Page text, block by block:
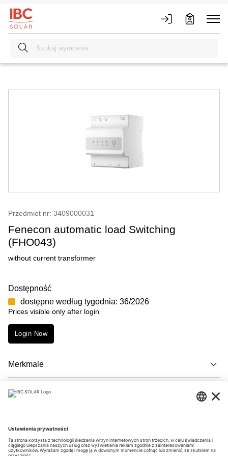
Przedmiot nr: 3409000031
Fenecon automatic load Switching
(FHO043)
without current transformer
Dostępność
dostępne według tygodnia: 36/2026
Prices visible only after login
Login Now
Merkmale
Opis
Downloads